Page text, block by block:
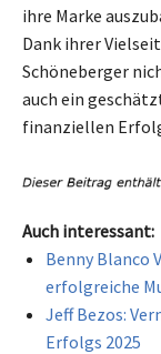
ihre Marke
Dank ihrer
Schöneberger
auch ein
finanziellen
Auch interessant:
Benny Blanco
erfolgreiche
Jeff Bezos:
Erfolgs 2025